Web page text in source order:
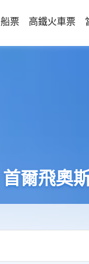
船票 高鐵火車票
首爾飛奧